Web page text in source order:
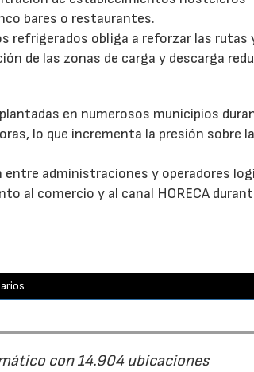
bares o restaurantes.
refrigerados obliga a reforzar las rutas
de las zonas de carga y descarga
en numerosos municipios
lo que incrementa la presión sobre la
entre administraciones y operadores
al comercio y al canal HORECA
con 14.904 ubicaciones